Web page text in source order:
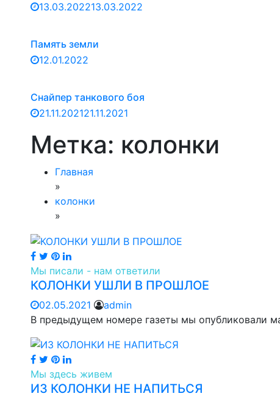
13.03.202213.03.2022
Память земли
12.01.2022
Снайпер танкового боя
21.11.202121.11.2021
Метка: колонки
Главная
»
колонки
»
Мы писали - нам ответили
КОЛОНКИ УШЛИ В ПРОШЛОЕ
02.05.2021
admin
В предыдущем номере газеты мы опубликовали
Мы здесь живем
ИЗ КОЛОНКИ НЕ НАПИТЬСЯ